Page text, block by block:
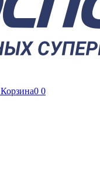
Корзина0 0